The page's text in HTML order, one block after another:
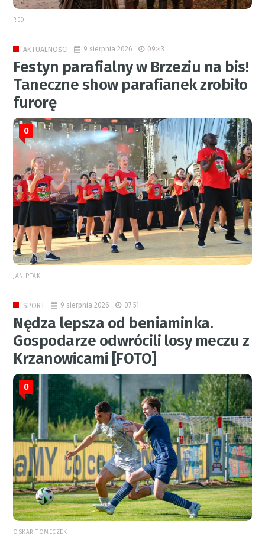
RED.
AKTUALNOŚCI 9 sierpnia 2026 09:43
Festyn parafialny w Brzeziu na bis!
Taneczne show parafianek zrobiło
furorę
0
JAN PTAK
SPORT 9 sierpnia 2026 07:51
Nędza lepsza od beniaminka.
Gospodarze odwrócili losy meczu z
Krzanowicami [FOTO]
0
OSKAR TOMECZEK